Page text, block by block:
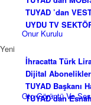
Onur Kurulu
Oto Görüntü Ve
TUYAD ’dan
UYDU TV
Yeni
İhracatta Türk
Dijital
TUYAD Başkanı
TUYAD’dan